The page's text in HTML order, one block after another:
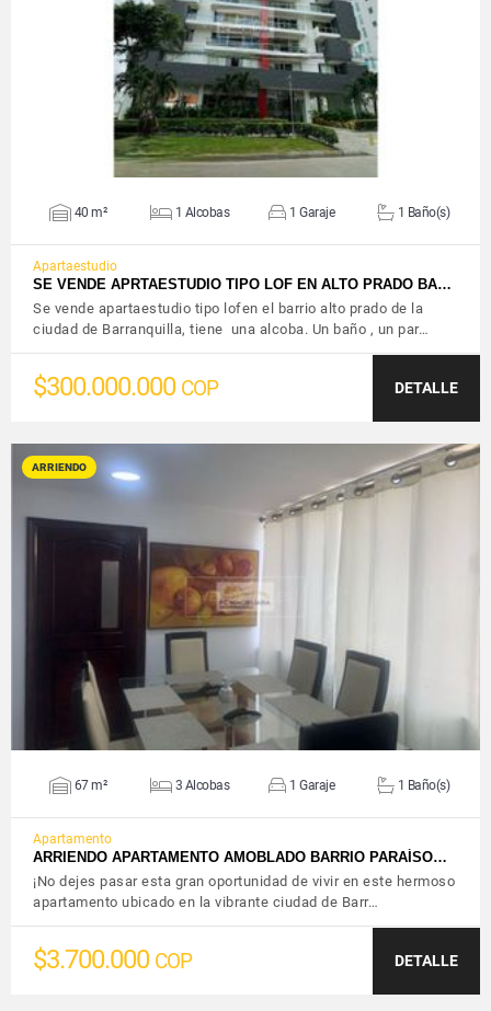
VER DETALLES
40 m² 1 Alcobas 1 Garaje 1 Baño(s)
Apartaestudio
SE VENDE APRTAESTUDIO TIPO LOF EN ALTO PRADO BA…
Se vende apartaestudio tipo lofen el barrio alto prado de la
ciudad de Barranquilla, tiene una alcoba. Un baño , un par…
$300.000.000 COP DETALLE
ARRIENDO
VER DETALLES
67 m² 3 Alcobas 1 Garaje 1 Baño(s)
Apartamento
ARRIENDO APARTAMENTO AMOBLADO BARRIO PARAÍSO…
¡No dejes pasar esta gran oportunidad de vivir en este hermoso
apartamento ubicado en la vibrante ciudad de Barr…
$3.700.000 COP DETALLE